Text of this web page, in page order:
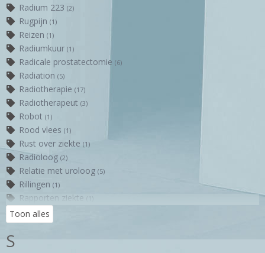
Positieve relatie huisarts
Potentie (1)
Piekeren
Penetratie(1)
Prostaatlogboek (1)
Plasklachten
Radium 223(2)
Rugpijn(1)
Reizen(1)
Radiumkuur(1)
Radicale prostatectomie(6)
Radiation(5)
Radiotherapie(17)
Radiotherapeut(3)
Robot(1)
Rood vlees(1)
Rust over ziekte(1)
Radioloog(2)
Relatie met uroloog(5)
Rillingen(1)
Rapporten ziekte (1)
Rationele kijk op ziekte
Retrograde ejaculatie
Toon alles
S